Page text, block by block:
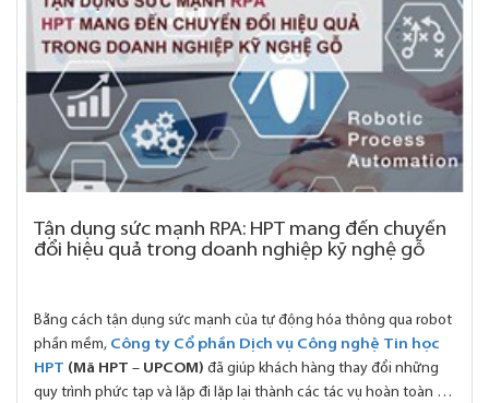
Tận dụng sức mạnh RPA: HPT mang đến chuyển
đổi hiệu quả trong doanh nghiệp kỹ nghệ gỗ
Bằng cách tận dụng sức mạnh của tự động hóa thông qua robot
phần mềm, Công ty Cổ phần Dịch vụ Công nghệ Tin học
HPT (Mã HPT – UPCOM) đã giúp khách hàng thay đổi những
quy trình phức tạp và lặp đi lặp lại thành các tác vụ hoàn toàn tự